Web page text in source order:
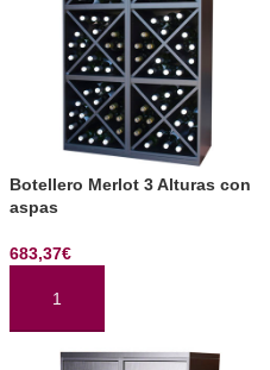
Botellero Merlot 3 Alturas con
aspas
683,37€
AÑADIR AL CARRITO